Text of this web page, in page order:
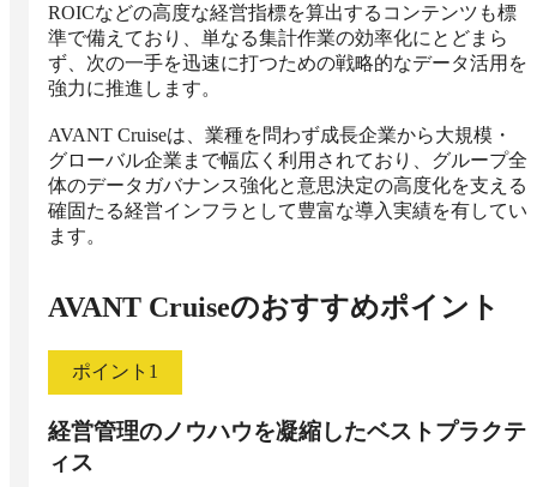
ROICなどの高度な経営指標を算出するコンテンツも標
準で備えており、単なる集計作業の効率化にとどまら
ず、次の一手を迅速に打つための戦略的なデータ活用を
強力に推進します。
AVANT Cruiseは、業種を問わず成長企業から大規模・
グローバル企業まで幅広く利用されており、グループ全
体のデータガバナンス強化と意思決定の高度化を支える
確固たる経営インフラとして豊富な導入実績を有してい
ます。
AVANT Cruiseのおすすめポイント
ポイント 1
経営管理のノウハウを凝縮したベストプラクテ
ィス